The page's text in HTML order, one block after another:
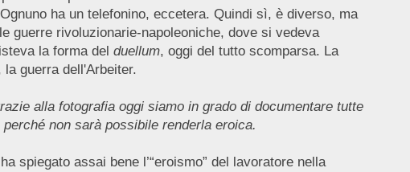
ha un telefonino, eccetera. Quindi sì, è diverso, ma
guerre rivoluzionarie-napoleoniche, dove si vedeva
la forma del duellum, oggi del tutto scomparsa. La
guerra dell'Arbeiter.
alla fotografia oggi siamo in grado di documentare tutte
non sarà possibile renderla eroica.
spiegato assai bene l’“eroismo” del lavoratore nella